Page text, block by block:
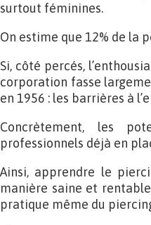
surtout féminines.
On estime que 12% de la
Si, côté percés,
corporation fasse
en 1956 : les barrières à
Concrètement, les
professionnels déjà en
Ainsi, apprendre le
manière saine et
pratique même du